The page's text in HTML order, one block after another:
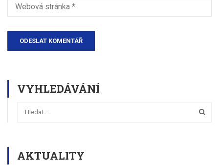
VYHLEDÁVÁNÍ
AKTUALITY